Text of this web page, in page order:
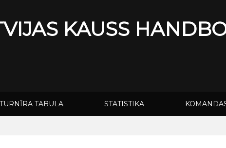
KAUSS
TURNĪRA TABULA STATISTIKA